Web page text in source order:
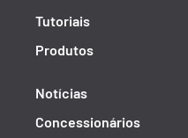
Tutoriais
Produtos
Notícias
Concessionários